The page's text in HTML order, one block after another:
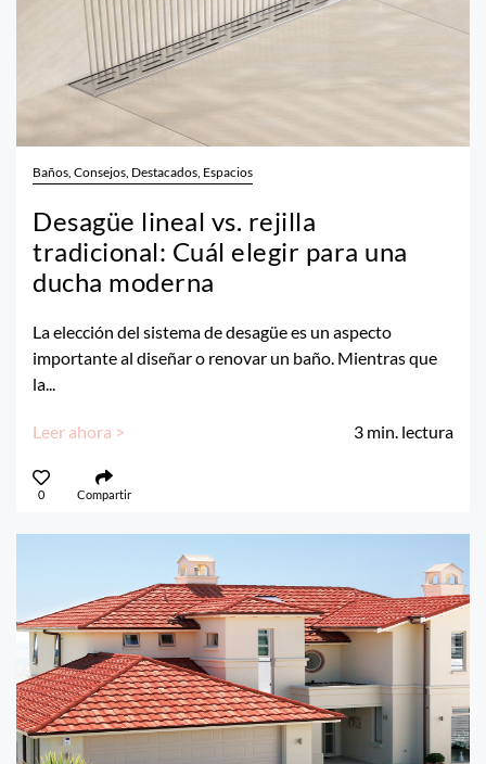
Baños, Consejos, Destacados, Espacios
Desagüe lineal vs. rejilla
tradicional: Cuál elegir para una
ducha moderna
La elección del sistema de desagüe es un aspecto
importante al diseñar o renovar un baño. Mientras que
la...
Leer ahora > 3 min. lectura
0 Compartir